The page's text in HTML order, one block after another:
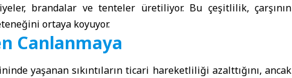
brandalar ve tenteler üretiliyor. Bu çeşitlilik, çarşının
ortaya koyuyor.
Canlanmaya
yaşanan sıkıntıların ticari hareketliliği azalttığını, ancak